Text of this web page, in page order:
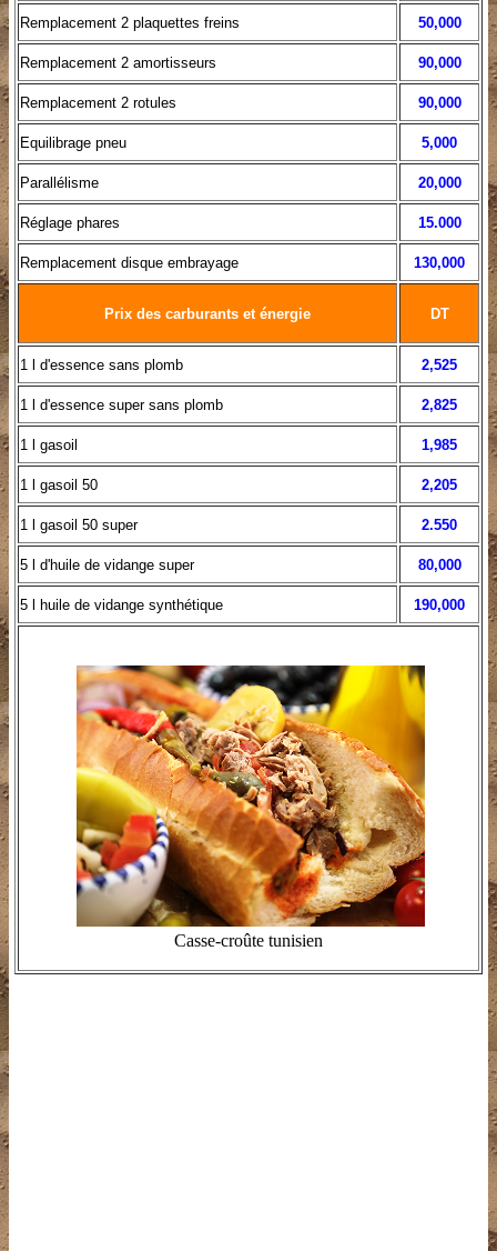
Remplacement 2 plaquettes freins 50,000
Remplacement 2 amortisseurs 90,000
Remplacement 2 rotules 90,000
Equilibrage pneu 5,000
Parallélisme 20,000
Réglage phares 15.000
Remplacement disque embrayage 130,000
Prix des carburants et énergie DT
1 l d'essence sans plomb 2,525
1 l d'essence super sans plomb 2,825
1 l gasoil 1,985
1 l gasoil 50 2,205
1 l gasoil 50 super 2.550
5 l d'huile de vidange super 80,000
5 l huile de vidange synthétique 190,000
Casse-croûte tunisien